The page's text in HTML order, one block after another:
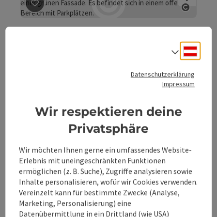
Beitrag merken: E-Tankstelle ADEG Spital am Pyhrn
Öffnungszeiten
MOMontag geöffnet
DIDienstag geöffnet
MIMittwoch geöffnet
DODonnerstag geöffnet
FRFreitag geöffnet
SASamstag geöffnet
FEFeiertag geöffnet
Beitrag merken: Elektrotankstelle Spital am Pyhrn
Elektrotankstelle Spital am
Pyhrn
Datenschutzerklärung
Impressum
Wir respektieren deine
Privatsphäre
Wir möchten Ihnen gerne ein umfassendes Website-
Erlebnis mit uneingeschränkten Funktionen
ermöglichen (z. B. Suche), Zugriffe analysieren sowie
Inhalte personalisieren, wofür wir Cookies verwenden.
Vereinzelt kann für bestimmte Zwecke (Analyse,
Marketing, Personalisierung) eine
Datenübermittlung in ein Drittland (wie USA)